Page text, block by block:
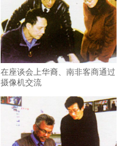
在座谈会上华裔、南非客商通过
摄像机交流